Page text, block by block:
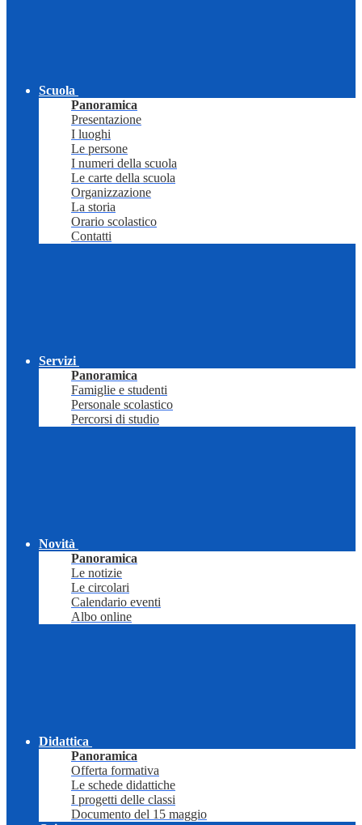
Scuola
Panoramica
Presentazione
I luoghi
Le persone
I numeri della scuola
Le carte della scuola
Organizzazione
La storia
Orario scolastico
Contatti
Servizi
Panoramica
Famiglie e studenti
Personale scolastico
Percorsi di studio
Novità
Panoramica
Le notizie
Le circolari
Calendario eventi
Albo online
Didattica
Panoramica
Offerta formativa
Le schede didattiche
I progetti delle classi
Documento del 15 maggio